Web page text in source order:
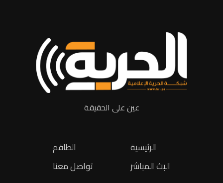
عين على الحقيقة
الطاقم
تواصل معنا
الرئيسية
البث المباشر